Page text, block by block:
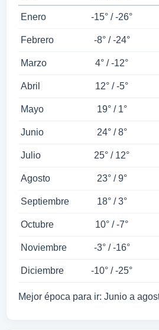
Enero -15° / -26°
Febrero -8° / -24°
Marzo 4° / -12°
Abril 12° / -5°
Mayo 19° / 1°
Junio 24° / 8°
Julio 25° / 12°
Agosto 23° / 9°
Septiembre 18° / 3°
Octubre 10° / -7°
Noviembre -3° / -16°
Diciembre -10° / -25°
Mejor época para ir: Junio a